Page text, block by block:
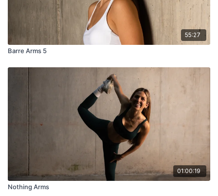
55:27
Barre Arms 5
01:00:19
Nothing Arms